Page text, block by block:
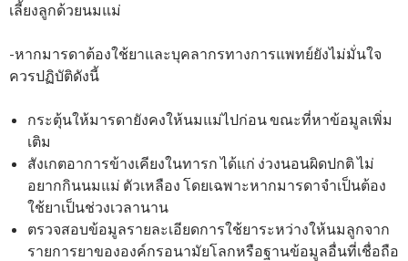
เลี้ยงลูกด้วยนมแม่
-หากมารดาต้องใช้ยาและบุคลากรทางการแพทย์ยังไม่มั่นใจ
ควรปฏิบัติดังนี้
กระตุ้นให้มารดายังคงให้นมแม่ไปก่อน ขณะที่หาข้อมูลเพิ่ม
เติม
สังเกตอาการข้างเคียงในทารก ได้แก่ ง่วงนอนผิดปกติ ไม่
อยากกินนมแม่ ตัวเหลือง โดยเฉพาะหากมารดาจำเป็นต้อง
ใช้ยาเป็นช่วงเวลานาน
ตรวจสอบข้อมูลรายละเอียดการใช้ยาระหว่างให้นมลูกจาก
รายการยาขององค์กรอนามัยโลกหรือฐานข้อมูลอื่นที่เชื่อถือ